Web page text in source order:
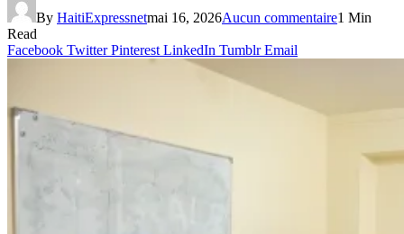
By HaitiExpressnetmai 16, 2026Aucun commentaire1 Min
Read
Facebook Twitter Pinterest LinkedIn Tumblr Email